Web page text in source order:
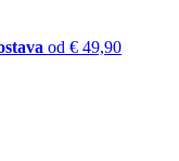
od € 49,90